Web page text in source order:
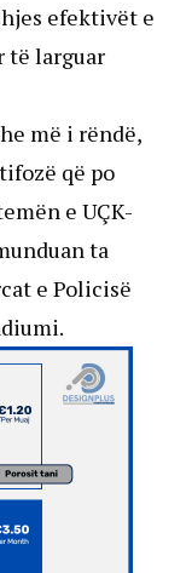
efektivët e
të larguar
më i rëndë,
që po
e UÇK-
ta
e Policisë